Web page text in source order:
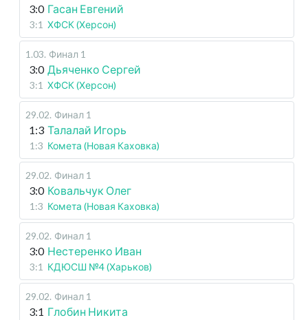
3:0 Гасан Евгений
3:1 ХФСК (Херсон)
1.03. Финал 1
3:0 Дьяченко Сергей
3:1 ХФСК (Херсон)
29.02. Финал 1
1:3 Талалай Игорь
1:3 Комета (Новая Каховка)
29.02. Финал 1
3:0 Ковальчук Олег
1:3 Комета (Новая Каховка)
29.02. Финал 1
3:0 Нестеренко Иван
3:1 КДЮСШ №4 (Харьков)
29.02. Финал 1
3:1 Глобин Никита